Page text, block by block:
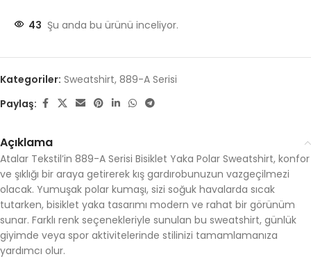
43 Şu anda bu ürünü inceliyor.
Kategoriler: Sweatshirt, 889-A Serisi
Paylaş:
Açıklama
Atalar Tekstil’in 889-A Serisi Bisiklet Yaka Polar Sweatshirt, konfor
ve şıklığı bir araya getirerek kış gardırobunuzun vazgeçilmezi
olacak. Yumuşak polar kumaşı, sizi soğuk havalarda sıcak
tutarken, bisiklet yaka tasarımı modern ve rahat bir görünüm
sunar. Farklı renk seçenekleriyle sunulan bu sweatshirt, günlük
giyimde veya spor aktivitelerinde stilinizi tamamlamanıza
yardımcı olur.